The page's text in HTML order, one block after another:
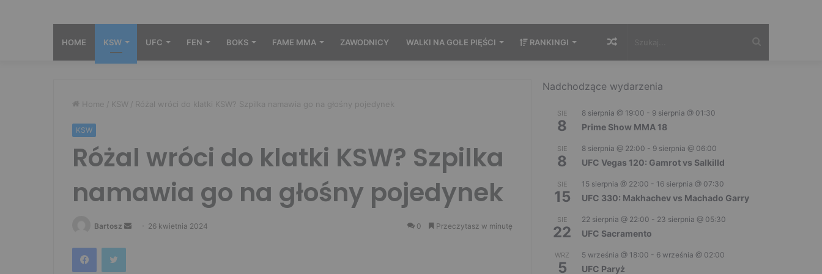
HOME KSW UFC FEN BOKS FAME MMA ZAWODNICY WALKI NA GOŁE PIĘŚCI RANKINGI Losowy
Home / KSW / Różal wróci do klatki KSW? Szpilka namawia go na głośny pojedynek
KSW
Różal wróci do klatki KSW? Szpilka
namawia go na głośny pojedynek
Bartosz
Send 26 kwietnia 2024 0 Przeczytasz w minutę
FacebookTwitter
Nadchodzące wydarzenia
SIE
8
8 sierpnia @ 19:00 - 9 sierpnia @ 01:30
Prime Show MMA 18
SIE
8
8 sierpnia @ 22:00 - 9 sierpnia @ 06:00
UFC Vegas 120: Gamrot vs Salkilld
SIE
15
15 sierpnia @ 22:00 - 16 sierpnia @ 07:30
UFC 330: Makhachev vs Machado Garry
SIE
22
22 sierpnia @ 22:00 - 23 sierpnia @ 05:30
UFC Sacramento
WRZ
5
5 września @ 18:00 - 6 września @ 02:00
UFC Paryż